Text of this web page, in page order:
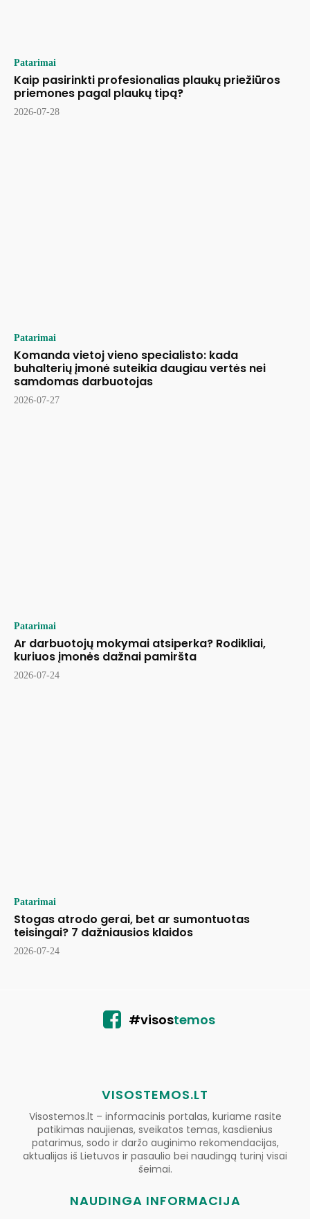
Patarimai
Kaip pasirinkti profesionalias plaukų priežiūros
priemones pagal plaukų tipą?
2026-07-28
Patarimai
Komanda vietoj vieno specialisto: kada
buhalterių įmonė suteikia daugiau vertės nei
samdomas darbuotojas
2026-07-27
Patarimai
Ar darbuotojų mokymai atsiperka? Rodikliai,
kuriuos įmonės dažnai pamiršta
2026-07-24
Patarimai
Stogas atrodo gerai, bet ar sumontuotas
teisingai? 7 dažniausios klaidos
2026-07-24
#visostemos
VISOSTEMOS.LT
Visostemos.lt – informacinis portalas, kuriame rasite
patikimas naujienas, sveikatos temas, kasdienius
patarimus, sodo ir daržo auginimo rekomendacijas,
aktualijas iš Lietuvos ir pasaulio bei naudingą turinį visai
šeimai.
NAUDINGA INFORMACIJA